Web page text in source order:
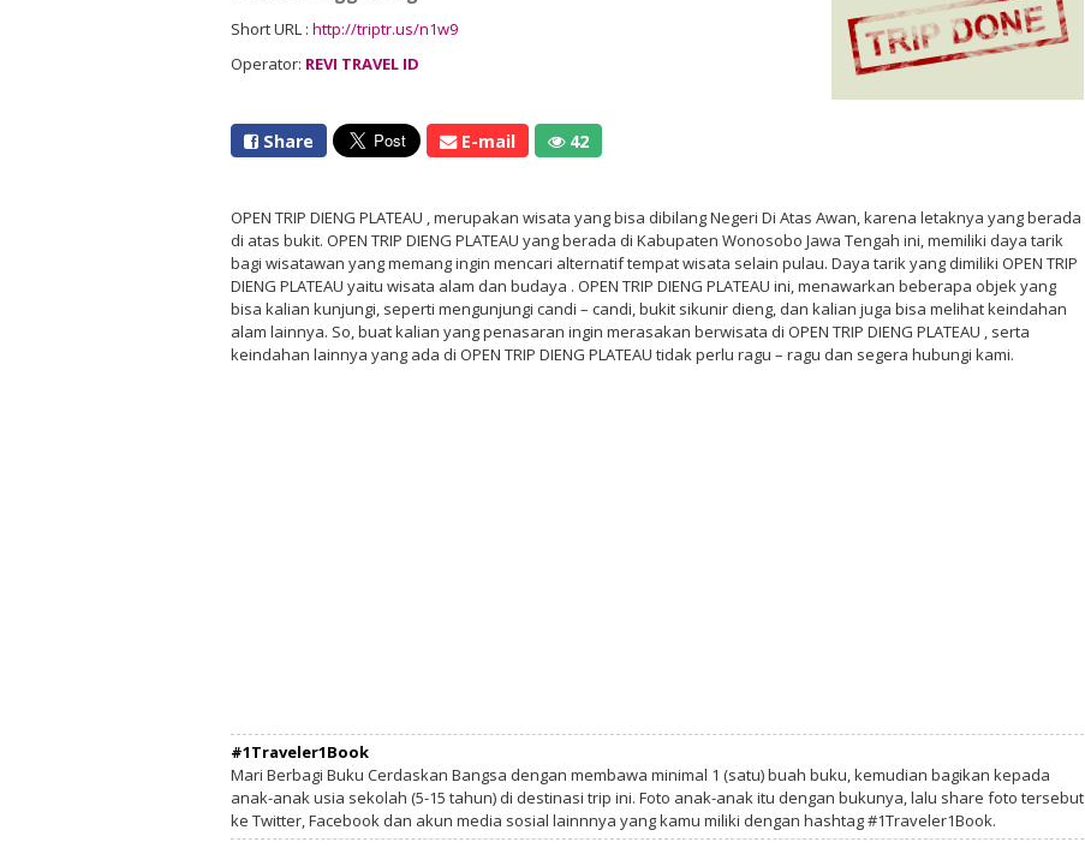
Short URL : http://triptr.us/n1w9
Operator: REVI TRAVEL ID
Share E-mail 42
OPEN TRIP DIENG PLATEAU , merupakan wisata yang bisa dibilang Negeri Di Atas Awan, karena letaknya yang berada
di atas bukit. OPEN TRIP DIENG PLATEAU yang berada di Kabupaten Wonosobo Jawa Tengah ini, memiliki daya tarik
bagi wisatawan yang memang ingin mencari alternatif tempat wisata selain pulau. Daya tarik yang dimiliki OPEN TRIP
DIENG PLATEAU yaitu wisata alam dan budaya . OPEN TRIP DIENG PLATEAU ini, menawarkan beberapa objek yang
bisa kalian kunjungi, seperti mengunjungi candi – candi, bukit sikunir dieng, dan kalian juga bisa melihat keindahan
alam lainnya. So, buat kalian yang penasaran ingin merasakan berwisata di OPEN TRIP DIENG PLATEAU , serta
keindahan lainnya yang ada di OPEN TRIP DIENG PLATEAU tidak perlu ragu – ragu dan segera hubungi kami.
#1Traveler1Book
Mari Berbagi Buku Cerdaskan Bangsa dengan membawa minimal 1 (satu) buah buku, kemudian bagikan kepada
anak-anak usia sekolah (5-15 tahun) di destinasi trip ini. Foto anak-anak itu dengan bukunya, lalu share foto tersebut
ke Twitter, Facebook dan akun media sosial lainnnya yang kamu miliki dengan hashtag #1Traveler1Book.